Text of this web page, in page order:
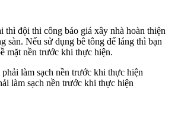
thì đội thi công báo giá xây nhà hoàn thiện
sàn. Nếu sử dụng bê tông để láng thì bạn
mặt nền trước khi thực hiện.
làm sạch nền trước khi thực hiện